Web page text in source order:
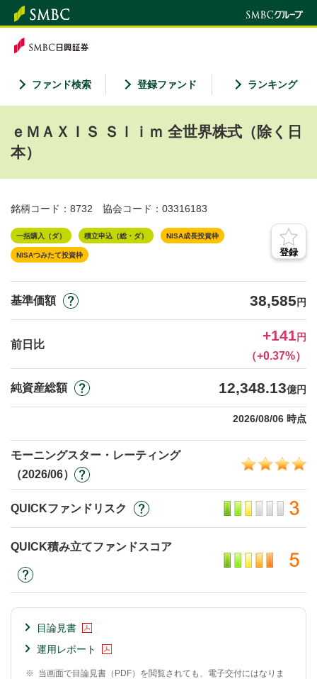
ファンド検索 登録ファンド ランキング
ｅＭＡＸＩＳ Ｓｌｉｍ 全世界株式（除く日
本）
銘柄コード：8732 協会コード：03316183
一括購入（ダ） 積立申込（総・ダ） NISA成長投資枠
NISAつみたて投資枠 登録
基準価額 38,585 円
前日比
+141 円
（+0.37%）
純資産総額 12,348.13億円
2026/08/06 時点
モーニングスター・レーティング
（2026/06）
QUICKファンドリスク
QUICK積み立てファンドスコア
目論見書
運用レポート
※ 当画面で目論見書（PDF）を閲覧されても、電子交付にはなりま